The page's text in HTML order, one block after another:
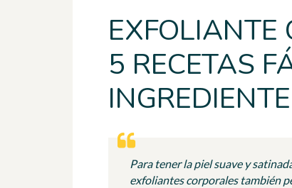
EXFOLIANTE
5 RECETAS
Para tener la piel suave y
exfoliantes corporales también